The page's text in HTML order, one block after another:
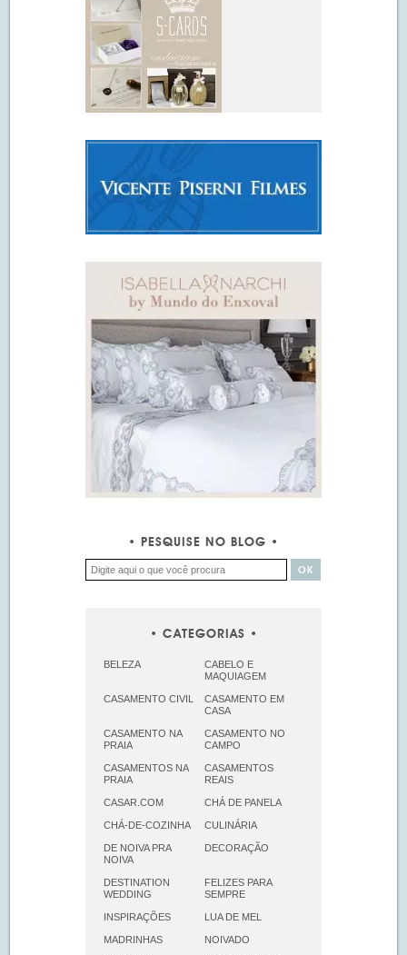
PESQUISE NO BLOG
CATEGORIAS
BELEZA
CABELO E
MAQUIAGEM
CASAMENTO CIVIL
CASAMENTO EM
CASA
CASAMENTO NA
PRAIA
CASAMENTO NO
CAMPO
CASAMENTOS NA
PRAIA
CASAMENTOS
REAIS
CASAR.COM CHÁ DE PANELA
CHÁ-DE-COZINHA CULINÁRIA
DE NOIVA PRA
NOIVA
DECORAÇÃO
DESTINATION
WEDDING
FELIZES PARA
SEMPRE
INSPIRAÇÕES LUA DE MEL
MADRINHAS NOIVADO